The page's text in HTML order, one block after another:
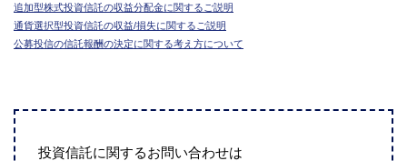
追加型株式投資信託の収益分配金に関するご説明
通貨選択型投資信託の収益/損失に関するご説明
公募投信の信託報酬の決定に関する考え方について
投資信託に関するお問い合わせは